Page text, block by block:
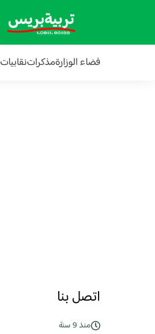
فضاء الوزارةمذكراتنقابيات
اتصل بنا
منذ 9 سنة